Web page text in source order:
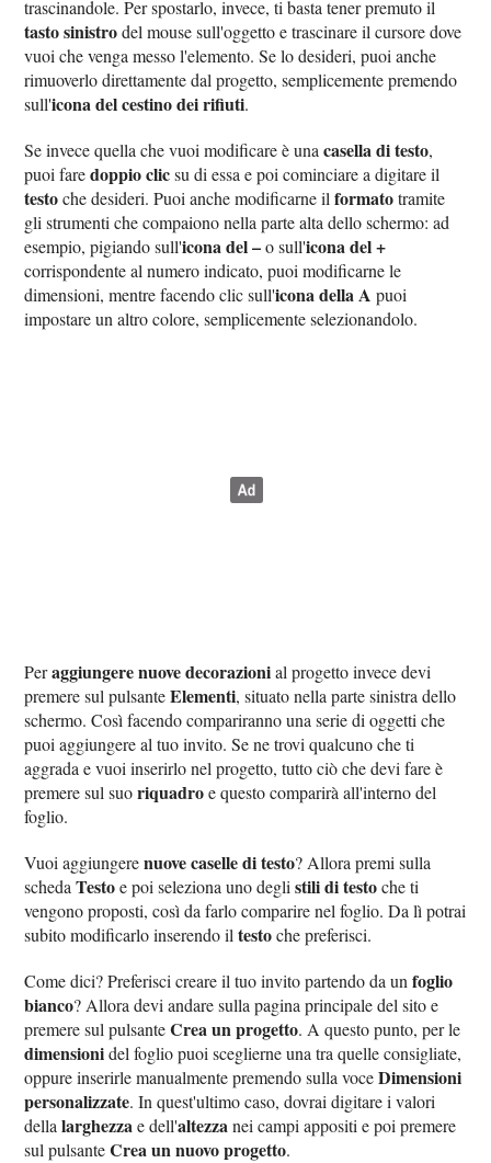
trascinandole. Per spostarlo, invece, ti basta tener premuto il
tasto sinistrodel mouse sull'oggetto e trascinare il cursore dove
vuoi che venga messo l'elemento. Se lo desideri, puoi anche
rimuoverlo direttamente dal progetto, semplicemente premendo
sull'icona del cestino dei rifiuti.
Se invece quella che vuoi modificare è unacasella di testo,
puoi faredoppio clicsu di essa e poi cominciare a digitare il
testoche desideri. Puoi anche modificarne ilformatotramite
gli strumenti che compaiono nella parte alta dello schermo: ad
esempio, pigiando sull'icona del –o sull'icona del +
corrispondente al numero indicato, puoi modificarne le
dimensioni, mentre facendo clic sull'icona della A puoi
impostare un altro colore, semplicemente selezionandolo.
Peraggiungere nuove decorazionial progetto invece devi
premere sul pulsanteElementi, situato nella parte sinistra dello
schermo. Così facendo compariranno una serie di oggetti che
puoi aggiungere al tuo invito. Se ne trovi qualcuno che ti
aggrada e vuoi inserirlo nel progetto, tutto ciò che devi fare è
premere sul suoriquadroe questo comparirà all'interno del
foglio.
Vuoi aggiungerenuove caselle di testo? Allora premi sulla
schedaTestoe poi seleziona uno deglistili di testoche ti
vengono proposti, così da farlo comparire nel foglio. Da lì potrai
subito modificarlo inserendo iltestoche preferisci.
Come dici? Preferisci creare il tuo invito partendo da unfoglio
bianco? Allora devi andare sulla pagina principale del sito e
premere sul pulsanteCrea un progetto. A questo punto, per le
dimensionidel foglio puoi sceglierne una tra quelle consigliate,
oppure inserirle manualmente premendo sulla voceDimensioni
personalizzate. In quest'ultimo caso, dovrai digitare i valori
dellalarghezzae dell'altezzanei campi appositi e poi premere
sul pulsanteCrea un nuovo progetto.